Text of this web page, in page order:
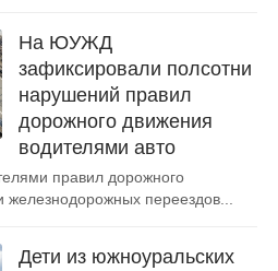
На ЮУЖД
зафиксировали полсотни
нарушений правил
дорожного движения
водителями авто
правил дорожного
переездов...
Дети из южноуральских